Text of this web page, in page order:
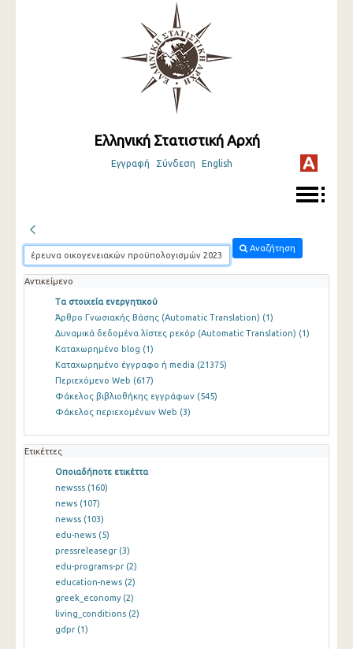
Ελληνική Στατιστική Αρχή
Εγγραφή Σύνδεση English
Αναζήτηση
Αντικείμενο
Τα στοιχεία ενεργητικού
Άρθρο Γνωσιακής Βάσης (Automatic Translation) (1)
Δυναμικά δεδομένα λίστες ρεκόρ (Automatic Translation) (1)
Καταχωρημένο blog (1)
Καταχωρημένο έγγραφο ή media (21375)
Περιεχόμενο Web (617)
Φάκελος βιβλιοθήκης εγγράφων (545)
Φάκελος περιεχομένων Web (3)
Ετικέττες
Οποιαδήποτε ετικέττα
newsss (160)
news (107)
newss (103)
edu-news (5)
pressreleasegr (3)
edu-programs-pr (2)
education-news (2)
greek_economy (2)
living_conditions (2)
gdpr (1)